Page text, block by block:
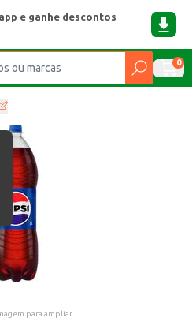
e ganhe descontos
0
para ampliar.